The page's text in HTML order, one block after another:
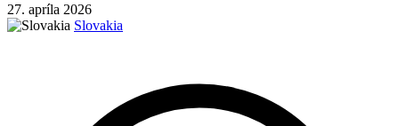
27. apríla 2026
Slovakia